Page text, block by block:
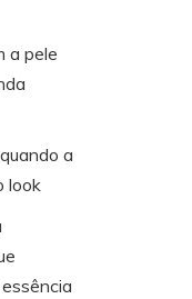
a pele
a
look